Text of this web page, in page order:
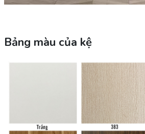
Bảng màu của kệ